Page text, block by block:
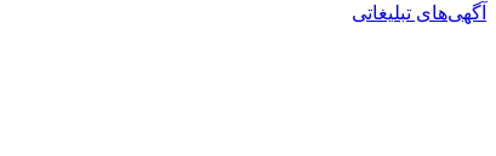
آگهی‌های تبلیغاتی